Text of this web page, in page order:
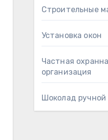
Строительные
Установка окон
Частная
организация
Шоколад ручной